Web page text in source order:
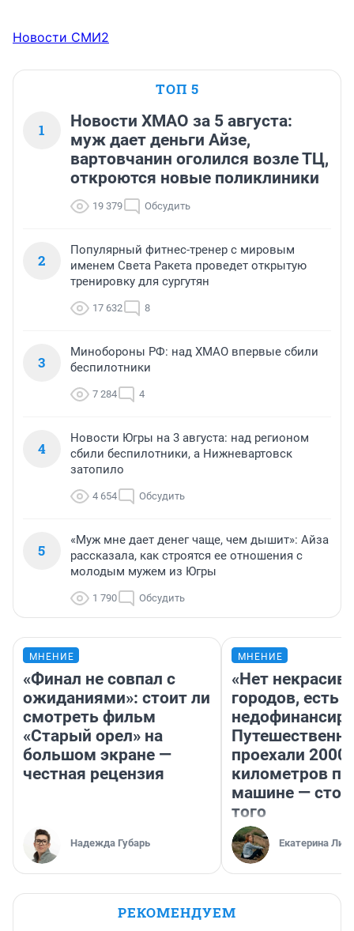
Новости СМИ2
ТОП 5
1
Новости ХМАО за 5 августа:
муж дает деньги Айзе,
вартовчанин оголился возле ТЦ,
откроются новые поликлиники
19 379 Обсудить
2
Популярный фитнес-тренер с мировым
именем Света Ракета проведет открытую
тренировку для сургутян
17 632 8
3
Минобороны РФ: над ХМАО впервые сбили
беспилотники
7 284 4
4
Новости Югры на 3 августа: над регионом
сбили беспилотники, а Нижневартовск
затопило
4 654 Обсудить
5
«Муж мне дает денег чаще, чем дышит»: Айза
рассказала, как строятся ее отношения с
молодым мужем из Югры
1 790 Обсудить
МНЕНИЕ
«Финал не совпал с
ожиданиями»: стоит ли
смотреть фильм
«Старый орел» на
большом экране —
честная рецензия
Надежда Губарь
МНЕНИЕ
«Нет
городов, есть
проехали 2000
километров по
машине —
того
Екатерина
РЕКОМЕНДУЕМ